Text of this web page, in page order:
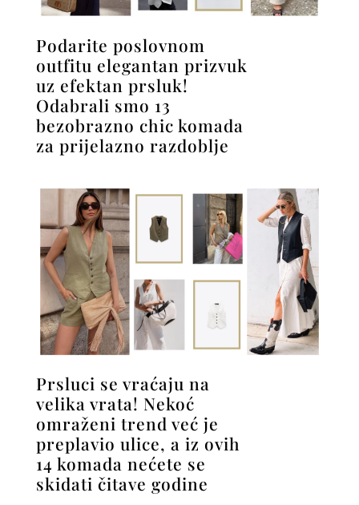
Podarite poslovnom
outfitu elegantan prizvuk
uz efektan prsluk!
Odabrali smo 13
bezobrazno chic komada
za prijelazno razdoblje
Prsluci se vraćaju na
velika vrata! Nekoć
omraženi trend već je
preplavio ulice, a iz ovih
14 komada nećete se
skidati čitave godine